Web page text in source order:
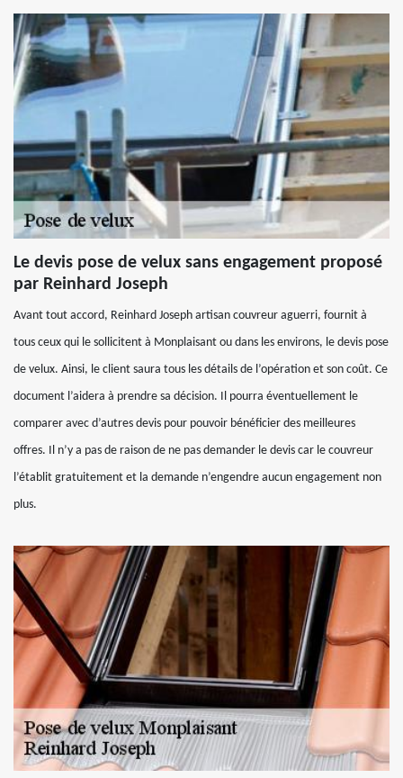
Le devis pose de velux sans engagement proposé
par Reinhard Joseph
Avant tout accord, Reinhard Joseph artisan couvreur aguerri, fournit à
tous ceux qui le sollicitent à Monplaisant ou dans les environs, le devis pose
de velux. Ainsi, le client saura tous les détails de l’opération et son coût. Ce
document l’aidera à prendre sa décision. Il pourra éventuellement le
comparer avec d’autres devis pour pouvoir bénéficier des meilleures
offres. Il n’y a pas de raison de ne pas demander le devis car le couvreur
l’établit gratuitement et la demande n’engendre aucun engagement non
plus.